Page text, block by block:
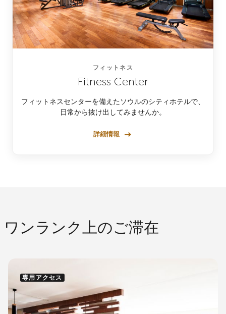
フィットネス
Fitness Center
フィットネスセンターを備えたソウルのシティホテルで、
日常から抜け出してみませんか。
詳細情報
ワンランク上のご滞在
専用アクセス